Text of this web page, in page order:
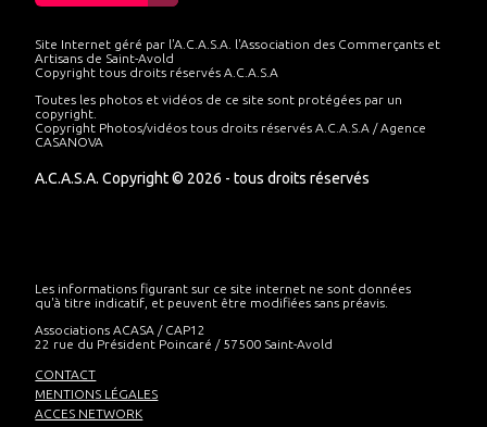
Site Internet géré par l'A.C.A.S.A. l'Association des Commerçants et
Artisans de Saint-Avold
Copyright tous droits réservés A.C.A.S.A
Toutes les photos et vidéos de ce site sont protégées par un
copyright.
Copyright Photos/vidéos tous droits réservés A.C.A.S.A / Agence
CASANOVA
A.C.A.S.A. Copyright © 2026 - tous droits réservés
Les informations figurant sur ce site internet ne sont données
qu'à titre indicatif, et peuvent être modifiées sans préavis.
Associations ACASA / CAP12
22 rue du Président Poincaré / 57500 Saint-Avold
CONTACT
MENTIONS LÉGALES
ACCES NETWORK